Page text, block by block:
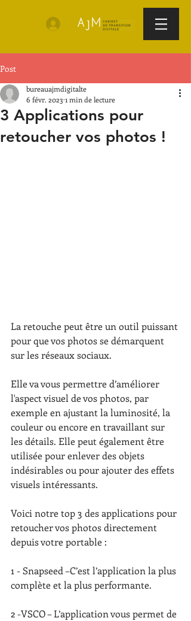
Post
3 Applications pour
retoucher vos photos !
bureauajmdigitalte
6 févr. 2023 1 min de lecture
La retouche peut être un outil puissant
pour que vos photos se démarquent
sur les réseaux sociaux.
Elle va vous permettre d’améliorer
l'aspect visuel de vos photos, par
exemple en ajustant la luminosité, la
couleur ou encore en travaillant sur
les détails. Elle peut également être
utilisée pour enlever des objets
indésirables ou pour ajouter des effets
visuels intéressants.
Voici notre top 3 des applications pour
retoucher vos photos directement
depuis votre portable :
1️ - Snapseed –C’est l’application la plus
complète et la plus performante.
2 -VSCO – L’application vous permet de